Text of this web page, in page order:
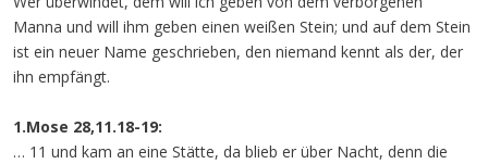
Manna und will ihm geben einen weißen Stein; und auf dem Stein
ist ein neuer Name geschrieben, den niemand kennt als der, der
ihn empfängt.
1.Mose 28,11.18-19:
… 11 und kam an eine Stätte, da blieb er über Nacht, denn die